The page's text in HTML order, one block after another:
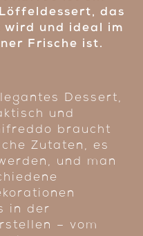
das
wird und ideal im
Frische ist.
Dessert,
und
braucht
Zutaten, es
und man
in der
– vom